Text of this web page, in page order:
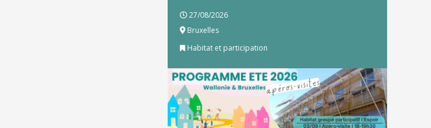
27/08/2026
Bruxelles
Habitat et participation